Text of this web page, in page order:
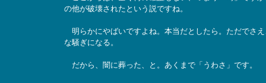
の他が破壊されたという説ですね。
明らかにやばいですよね。本当だとしたら。ただでさ
な騒ぎになる。
だから、闇に葬った、と。あくまで「うわさ」です。